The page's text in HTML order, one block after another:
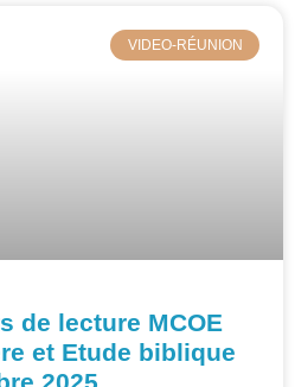
VIDEO-RÉUNION
de lecture MCOE
et Etude biblique